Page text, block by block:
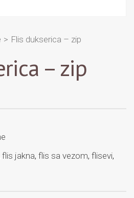
> Flis dukserica – zip
– zip
flis jakna, flis sa vezom, flisevi,